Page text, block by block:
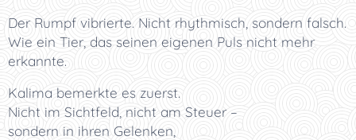
Der Rumpf vibrierte. Nicht rhythmisch, sondern falsch.
Wie ein Tier, das seinen eigenen Puls nicht mehr
erkannte.
Kalima bemerkte es zuerst.
Nicht im Sichtfeld, nicht am Steuer –
sondern in ihren Gelenken,